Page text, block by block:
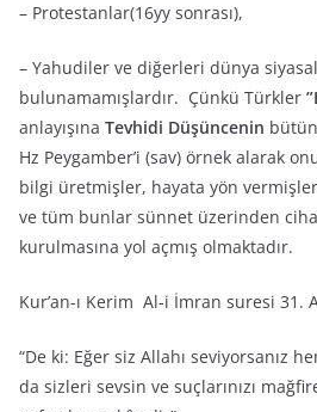
– Protestanlar(16yy sonrası),
– Yahudiler ve diğerleri dünya
bulunamamışlardır. Çünkü Türkler
anlayışına Tevhidi Düşüncenin
Hz Peygamber’i (sav) örnek alarak
bilgi üretmişler, hayata yön
ve tüm bunlar sünnet üzerinden
kurulmasına yol açmış olmaktadır.
Kur’an-ı Kerim Al-i İmran suresi 31.
“De ki: Eğer siz Allahı seviyorsanız
da sizleri sevsin ve suçlarınızı